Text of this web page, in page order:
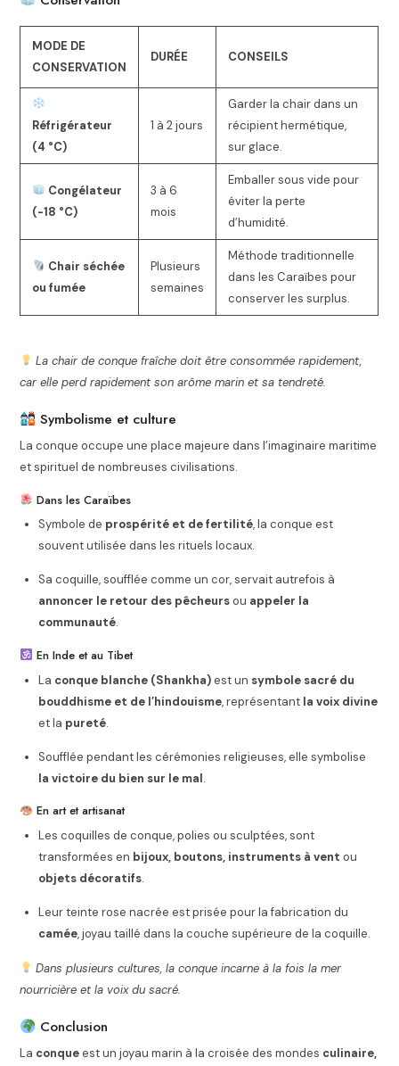
MODE DE
CONSERVATION
DURÉE CONSEILS
Réfrigérateur
(4 °C)
1 à 2 jours
Garder la chair dans un
récipient hermétique,
sur glace.
Congélateur
(-18 °C)
3 à 6
mois
Emballer sous vide pour
éviter la perte
d’humidité.
Chair séchée
ou fumée
Plusieurs
semaines
Méthode traditionnelle
dans les Caraïbes pour
conserver les surplus.
La chair de conque fraîche doit être consommée rapidement,
car elle perd rapidement son arôme marin et sa tendreté.
Symbolisme et culture
La conque occupe une place majeure dans l’imaginaire maritime
et spirituel de nombreuses civilisations.
Dans les Caraïbes
Symbole de prospérité et de fertilité, la conque est
souvent utilisée dans les rituels locaux.
Sa coquille, soufflée comme un cor, servait autrefois à
annoncer le retour des pêcheursou appeler la
communauté.
En Inde et au Tibet
La conque blanche (Shankha)est un symbole sacré du
bouddhisme et de l’hindouisme, représentant la voix divine
et la pureté.
Soufflée pendant les cérémonies religieuses, elle symbolise
la victoire du bien sur le mal.
En art et artisanat
Les coquilles de conque, polies ou sculptées, sont
transformées en bijoux, boutons, instruments à vent ou
objets décoratifs.
Leur teinte rose nacrée est prisée pour la fabrication du
camée, joyau taillé dans la couche supérieure de la coquille.
Dans plusieurs cultures, la conque incarne à la fois la mer
nourricière et la voix du sacré.
Conclusion
La conqueest un joyau marin à la croisée des mondes culinaire,